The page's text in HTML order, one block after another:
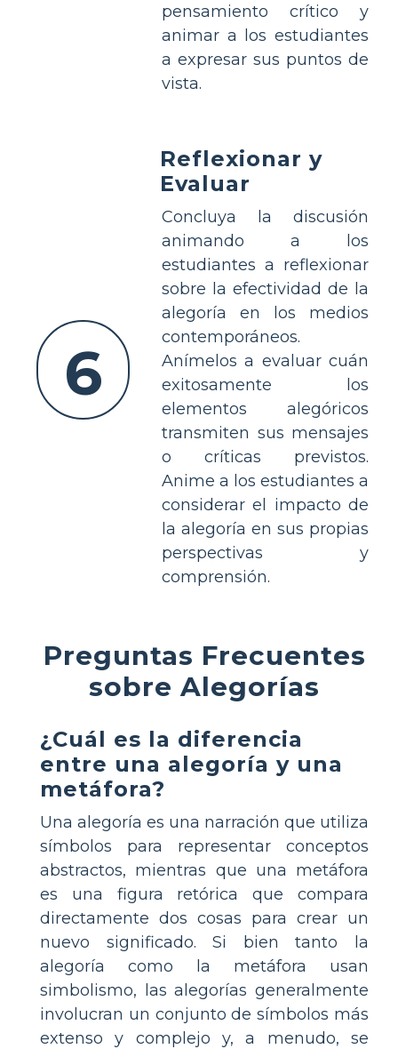
pensamiento crítico y
animar a los estudiantes
a expresar sus puntos de
vista.
6
Reflexionar y
Evaluar
Concluya la discusión
animando a los
estudiantes a reflexionar
sobre la efectividad de la
alegoría en los medios
contemporáneos.
Anímelos a evaluar cuán
exitosamente los
elementos alegóricos
transmiten sus mensajes
o críticas previstos.
Anime a los estudiantes a
considerar el impacto de
la alegoría en sus propias
perspectivas y
comprensión.
Preguntas Frecuentes
sobre Alegorías
¿Cuál es la diferencia
entre una alegoría y una
metáfora?
Una alegoría es una narración que utiliza
símbolos para representar conceptos
abstractos, mientras que una metáfora
es una figura retórica que compara
directamente dos cosas para crear un
nuevo significado. Si bien tanto la
alegoría como la metáfora usan
simbolismo, las alegorías generalmente
involucran un conjunto de símbolos más
extenso y complejo y, a menudo, se